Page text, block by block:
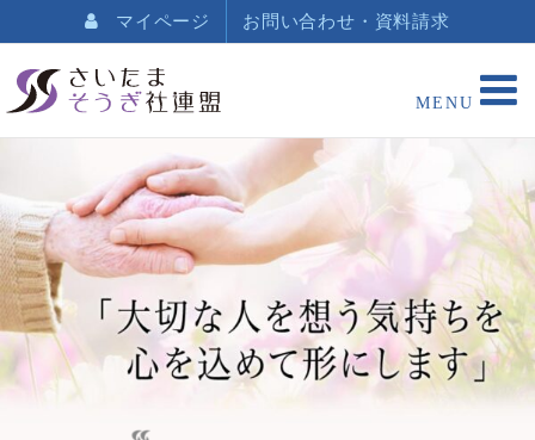
マイページ お問い合わせ・資料請求